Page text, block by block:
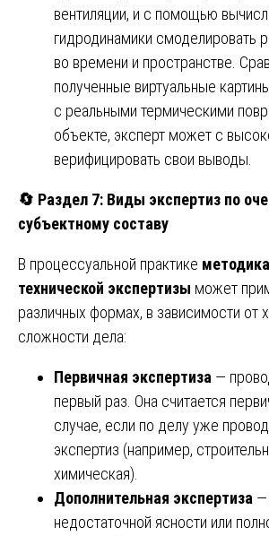
вентиляции, и с помощью
гидродинамики смоделировать
во времени и пространстве.
полученные виртуальные
с реальными термическими
объекте, эксперт может с
верифицировать свои выводы.
🔄 Раздел 7: Виды экспертиз по
субъектному составу
В процессуальной практике
технической экспертизы может
различных формах, в зависимости от
сложности дела:
Первичная экспертиза —
первый раз. Она считается
случае, если по делу уже
экспертиз (например,
химическая).
Дополнительная экспертиза —
недостаточной ясности или